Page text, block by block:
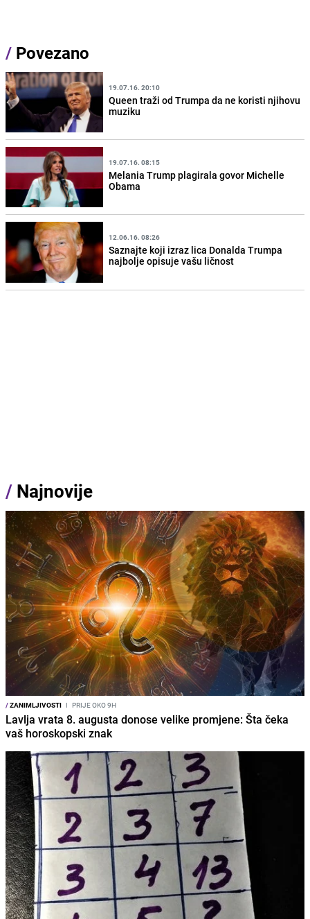
/ Povezano
19.07.16. 20:10
Queen traži od Trumpa da ne koristi njihovu
muziku
19.07.16. 08:15
Melania Trump plagirala govor Michelle
Obama
12.06.16. 08:26
Saznajte koji izraz lica Donalda Trumpa
najbolje opisuje vašu ličnost
/ Najnovije
/ZANIMLJIVOSTI I PRIJE OKO 9H
Lavlja vrata 8. augusta donose velike promjene: Šta čeka
vaš horoskopski znak